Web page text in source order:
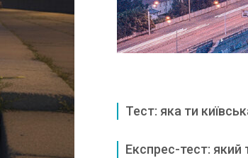
Тест: яка ти
Експрес-тест: який